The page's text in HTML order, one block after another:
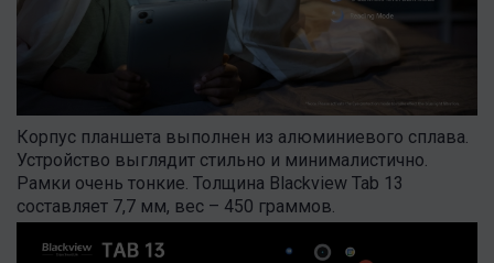
Корпус планшета выполнен из алюминиевого сплава.
Устройство выглядит стильно и минималистично.
Рамки очень тонкие. Толщина Blackview Tab 13
составляет 7,7 мм, вес – 450 граммов.